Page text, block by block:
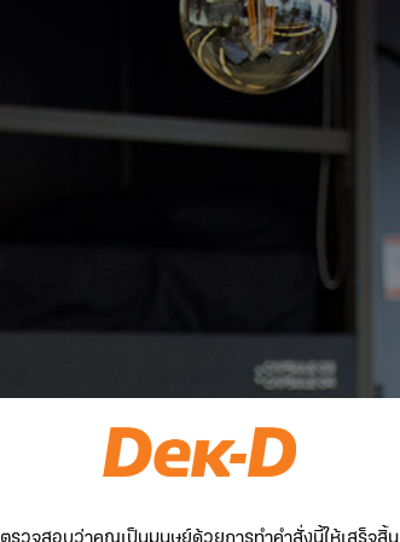
ตรวจสอบว่าคุณเป็นมนุษย์ด้วยการทำคำสั่งนี้ให้เสร็จสิ้น